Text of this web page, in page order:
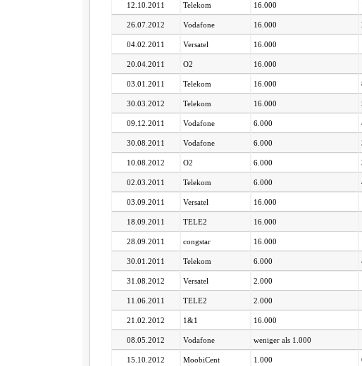
12.10.2011 Telekom 16.000
26.07.2012 Vodafone 16.000
04.02.2011 Versatel 16.000
20.04.2011 O2 16.000
03.01.2011 Telekom 16.000
30.03.2012 Telekom 16.000
09.12.2011 Vodafone 6.000
30.08.2011 Vodafone 6.000
10.08.2012 O2 6.000
02.03.2011 Telekom 6.000
03.09.2011 Versatel 16.000
18.09.2011 TELE2 16.000
28.09.2011 congstar 16.000
30.01.2011 Telekom 6.000
31.08.2012 Versatel 2.000
11.06.2011 TELE2 2.000
21.02.2012 1&1 16.000
08.05.2012 Vodafone weniger als 1.000
15.10.2012 MoobiCent 1.000